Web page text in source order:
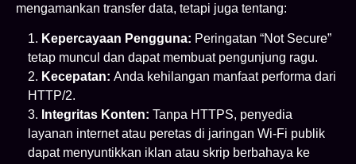
mengamankan transfer data, tetapi juga tentang:
Kepercayaan Pengguna: Peringatan “Not Secure”
tetap muncul dan dapat membuat pengunjung ragu.
Kecepatan: Anda kehilangan manfaat performa dari
HTTP/2.
Integritas Konten: Tanpa HTTPS, penyedia
layanan internet atau peretas di jaringan Wi-Fi publik
dapat menyuntikkan iklan atau skrip berbahaya ke